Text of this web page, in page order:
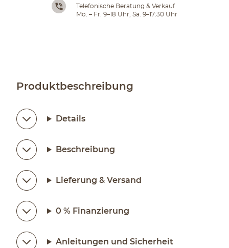
Telefonische Beratung & Verkauf
Mo. – Fr. 9–18 Uhr, Sa. 9–17:30 Uhr
Produktbeschreibung
Details
Beschreibung
Lieferung & Versand
0 % Finanzierung
Anleitungen und Sicherheit